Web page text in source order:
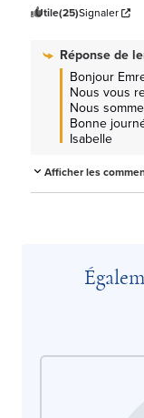
Utile(25)Signaler
Réponse de
Bonjour
Nous vous
Nous
Bonne
Isabelle
Afficher les